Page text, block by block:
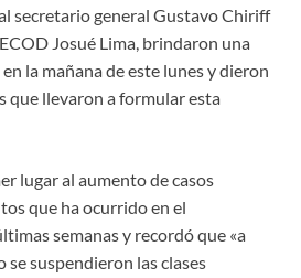
secretario general Gustavo Chiriff
Josué Lima, brindaron una
la mañana de este lunes y dieron
que llevaron a formular esta
lugar al aumento de casos
que ha ocurrido en el
semanas y recordó que «a
se suspendieron las clases